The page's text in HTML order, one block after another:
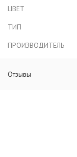
ЦВЕТ
ТИП
ПРОИЗВОДИТЕЛЬ
Отзывы